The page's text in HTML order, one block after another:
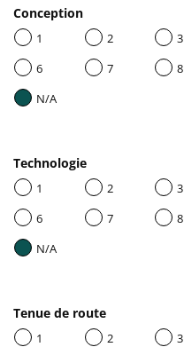
Conception
1 2 3
6
7 8
N/A
Technologie
1 2 3
6
7 8
N/A
Tenue de route
1 2 3